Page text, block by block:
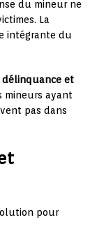
du mineur ne
La
intégrante du
délinquance et
mineurs ayant
pas dans
pour